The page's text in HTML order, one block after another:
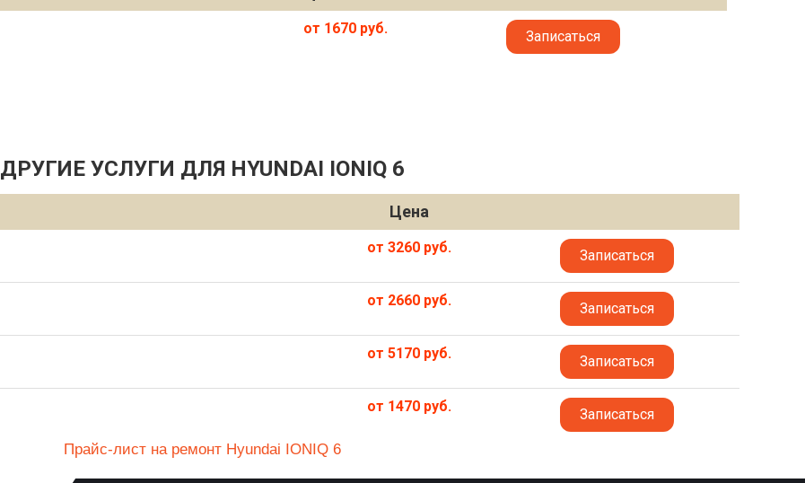
от 1670 руб. Записаться
ДРУГИЕ УСЛУГИ ДЛЯ HYUNDAI IONIQ 6
Цена
от 3260 руб. Записаться
от 2660 руб. Записаться
от 5170 руб. Записаться
от 1470 руб. Записаться
Прайс-лист на ремонт Hyundai IONIQ 6